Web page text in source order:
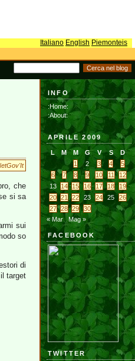
Italiano English Piemonteis
che
si sa
sui
so
di
target
INFO
:Home:
:About:
APRILE 2009
L M M G V S
D
1
2 3 4
5
6
7 8 9 10 11
12
13
14 15 16 17 18
19
20
21 22 23 24 25
26
27
28 29
30
« Mar
Mag »
FACEBOOK
TWITTER